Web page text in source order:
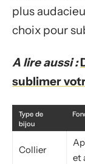
plus
choix pour
A lire aussi :
sublimer
Type de
bijou
Collier
et